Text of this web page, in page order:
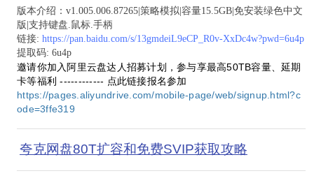
版本介绍：v1.005.006.87265|策略模拟|容量15.5GB|免安装绿色中文
版|支持键盘.鼠标.手柄
链接: https://pan.baidu.com/s/13gmdeiL9eCP_R0v-XxDc4w?pwd=6u4p
提取码: 6u4p
邀请你加入阿里云盘达人招募计划，参与享最高50TB容量、延期
卡等福利 ------------ 点此链接报名参加
https://pages.aliyundrive.com/mobile-page/web/signup.html?c
ode=3ffe319
夸克网盘80T扩容和免费SVIP获取攻略